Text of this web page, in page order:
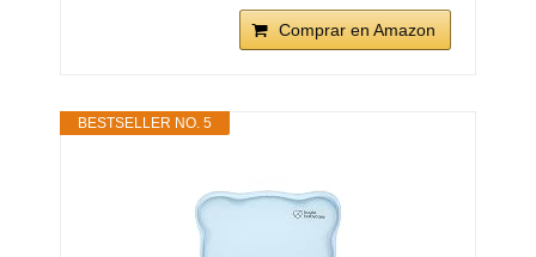
Comprar en Amazon
BESTSELLER NO. 5